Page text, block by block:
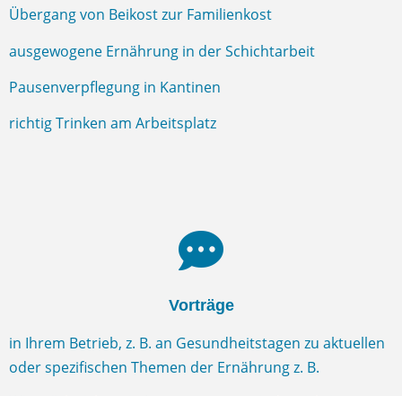
Übergang von Beikost zur Familienkost
ausgewogene Ernährung in der Schichtarbeit
Pausenverpflegung in Kantinen
richtig Trinken am Arbeitsplatz
Vorträge
in Ihrem Betrieb, z. B. an Gesundheitstagen zu aktuellen
oder spezifischen Themen der Ernährung z. B.